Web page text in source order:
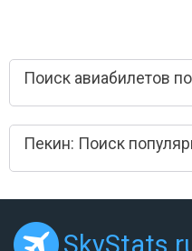
Поиск авиабилетов
Пекин: Поиск